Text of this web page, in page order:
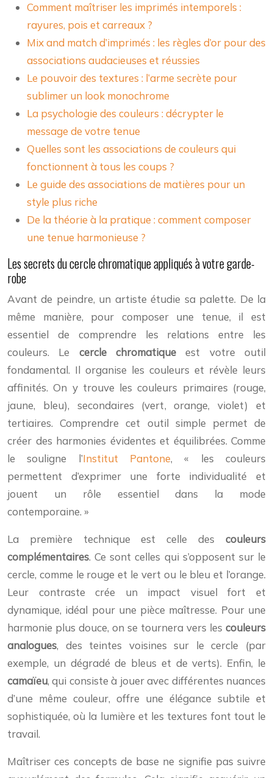
Comment maîtriser les imprimés intemporels :
rayures, pois et carreaux ?
Mix and match d’imprimés : les règles d’or pour des
associations audacieuses et réussies
Le pouvoir des textures : l’arme secrète pour
sublimer un look monochrome
La psychologie des couleurs : décrypter le
message de votre tenue
Quelles sont les associations de couleurs qui
fonctionnent à tous les coups ?
Le guide des associations de matières pour un
style plus riche
De la théorie à la pratique : comment composer
une tenue harmonieuse ?
Les secrets du cercle chromatique appliqués à votre garde-
robe
Avant de peindre, un artiste étudie sa palette. De la
même manière, pour composer une tenue, il est
essentiel de comprendre les relations entre les
couleurs. Le cercle chromatique est votre outil
fondamental. Il organise les couleurs et révèle leurs
affinités. On y trouve les couleurs primaires (rouge,
jaune, bleu), secondaires (vert, orange, violet) et
tertiaires. Comprendre cet outil simple permet de
créer des harmonies évidentes et équilibrées. Comme
le souligne l’Institut Pantone, « les couleurs
permettent d’exprimer une forte individualité et
jouent un rôle essentiel dans la mode
contemporaine. »
La première technique est celle des couleurs
complémentaires. Ce sont celles qui s’opposent sur le
cercle, comme le rouge et le vert ou le bleu et l’orange.
Leur contraste crée un impact visuel fort et
dynamique, idéal pour une pièce maîtresse. Pour une
harmonie plus douce, on se tournera vers les couleurs
analogues, des teintes voisines sur le cercle (par
exemple, un dégradé de bleus et de verts). Enfin, le
camaïeu, qui consiste à jouer avec différentes nuances
d’une même couleur, offre une élégance subtile et
sophistiquée, où la lumière et les textures font tout le
travail.
Maîtriser ces concepts de base ne signifie pas suivre